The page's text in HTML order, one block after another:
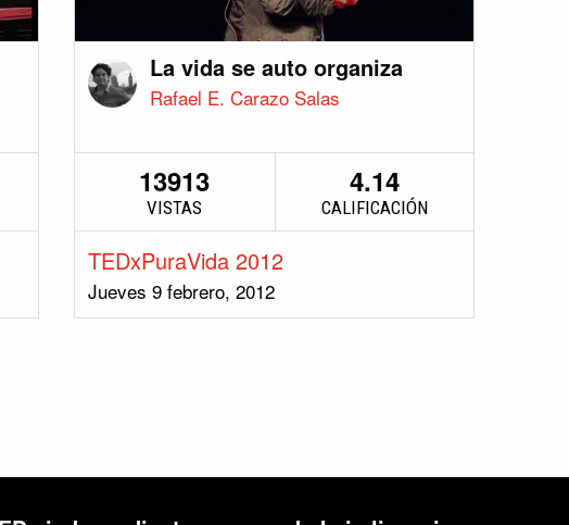
La vida se auto organiza
Rafael E. Carazo Salas
13913
VISTAS
4.14
CALIFICACIÓN
TEDxPuraVida 2012
Jueves 9 febrero, 2012